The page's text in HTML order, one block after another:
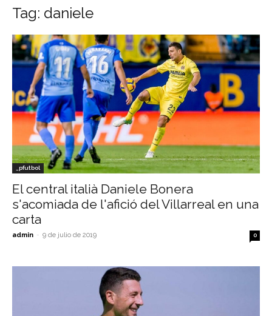
Tag: daniele
_pfutbol
El central italià Daniele Bonera
s'acomiada de l'afició del Villarreal en una
carta
admin - 9 de julio de 2019 0